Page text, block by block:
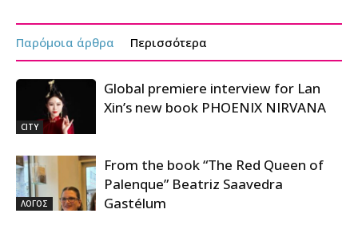
Παρόμοια άρθρα Περισσότερα
CITY
Global premiere interview for Lan
Xin’s new book PHOENIX NIRVANA
ΛΟΓΟΣ
From the book “The Red Queen of
Palenque” Beatriz Saavedra
Gastélum